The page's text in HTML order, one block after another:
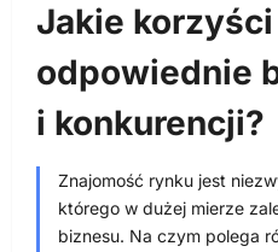
Jakie
odpowiednie
i konkurencji?
Znajomość rynku jest
którego w dużej mierze
biznesu. Na czym polega